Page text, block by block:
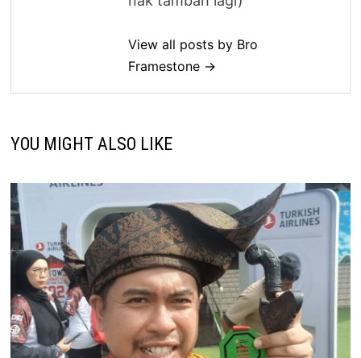
View all posts by Bro
Framestone →
YOU MIGHT ALSO LIKE